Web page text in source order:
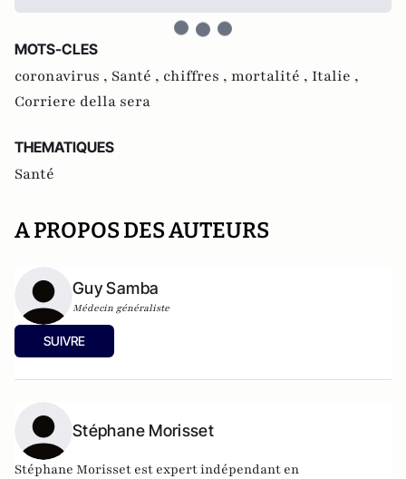
MOTS-CLES
coronavirus , Santé , chiffres , mortalité , Italie ,
Corriere della sera
THEMATIQUES
Santé
A PROPOS DES AUTEURS
Guy Samba
Médecin généraliste
SUIVRE
Stéphane Morisset
Stéphane Morisset est expert indépendant en